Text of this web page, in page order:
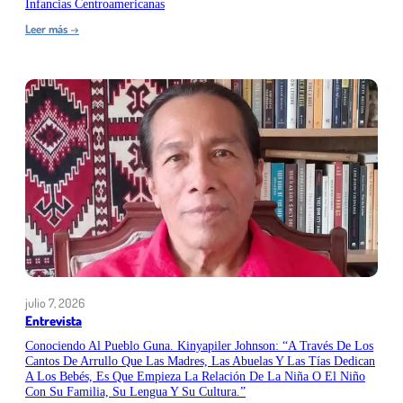
Infancias Centroamericanas
Leer más →
América
2026:
volvimos
a
encontrarnos
para
dialogar
sobre
literatura
infantil
y
reconocer
la
de
las
centroamericanas
julio 7, 2026
Entrevista
Conociendo Al Pueblo Guna. Kinyapiler Johnson: “A Través De Los
Cantos De Arrullo Que Las Madres, Las Abuelas Y Las Tías Dedican
A Los Bebés, Es Que Empieza La Relación De La Niña O El Niño
Con Su Familia, Su Lengua Y Su Cultura.”